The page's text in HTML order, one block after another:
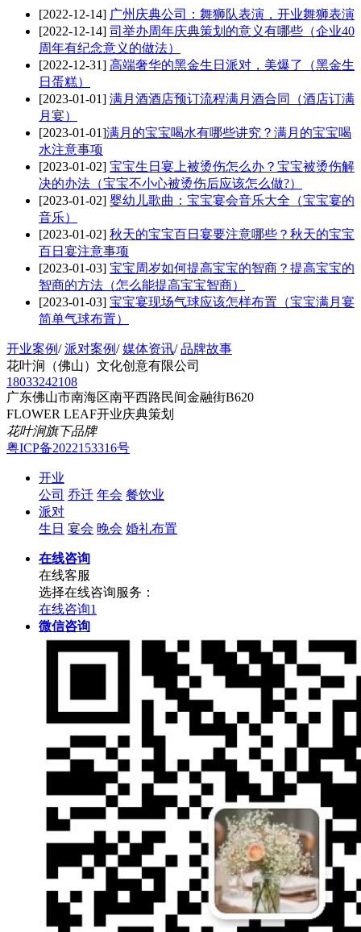
[2022-12-14] 广州庆典公司：舞狮队表演，开业舞狮表演
[2022-12-14] 司举办周年庆典策划的意义有哪些（企业40
周年有纪念意义的做法）
[2022-12-31] 高端奢华的黑金生日派对，美爆了（黑金生
日蛋糕）
[2023-01-01] 满月酒酒店预订流程满月酒合同（酒店订满
月宴）
[2023-01-01]​满月的宝宝喝水有哪些讲究？满月的宝宝喝
水注意事项
[2023-01-02] 宝宝生日宴上被烫伤怎么办？宝宝被烫伤解
决的办法（宝宝不小心被烫伤后应该怎么做?）
[2023-01-02] 婴幼儿歌曲：宝宝宴会音乐大全（宝宝宴的
音乐）
[2023-01-02] 秋天的宝宝百日宴要注意哪些？秋天的宝宝
百日宴注意事项
[2023-01-03] 宝宝周岁如何提高宝宝的智商？提高宝宝的
智商的方法（怎么能提高宝宝智商）
[2023-01-03] 宝宝宴现场气球应该怎样布置（宝宝满月宴
简单气球布置）
开业案例/ 派对案例/ 媒体资讯/ 品牌故事
花叶涧（佛山）文化创意有限公司
18033242108
广东佛山市南海区南平西路民间金融街B620
FLOWER LEAF开业庆典策划
花叶涧旗下品牌
粤ICP备2022153316号
开业
公司 乔迁 年会 餐饮业
派对
生日 宴会 晚会 婚礼布置
在线咨询
在线客服
选择在线咨询服务：
在线咨询1
微信咨询